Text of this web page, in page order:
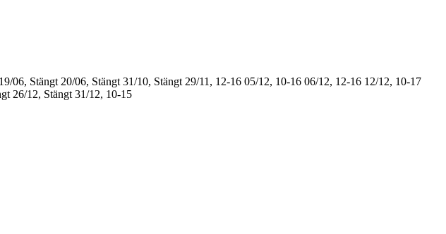
19/06, Stängt 20/06, Stängt 31/10, Stängt 29/11, 12-16 05/12, 10-16 06/12, 12-16 12/12, 10-17
26/12, Stängt 31/12, 10-15